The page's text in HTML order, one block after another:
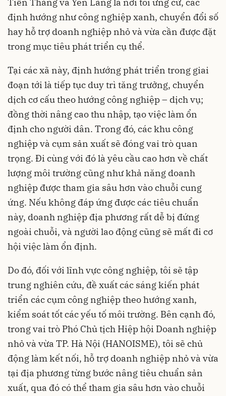
Tiến Thắng và Yên Lãng là nơi tôi ứng cử, các
định hướng như công nghiệp xanh, chuyển đổi số
hay hỗ trợ doanh nghiệp nhỏ và vừa cần được đặt
trong mục tiêu phát triển cụ thể.
Tại các xã này, định hướng phát triển trong giai
đoạn tới là tiếp tục duy trì tăng trưởng, chuyển
dịch cơ cấu theo hướng công nghiệp – dịch vụ;
đồng thời nâng cao thu nhập, tạo việc làm ổn
định cho người dân. Trong đó, các khu công
nghiệp và cụm sản xuất sẽ đóng vai trò quan
trọng. Đi cùng với đó là yêu cầu cao hơn về chất
lượng môi trường cũng như khả năng doanh
nghiệp được tham gia sâu hơn vào chuỗi cung
ứng. Nếu không đáp ứng được các tiêu chuẩn
này, doanh nghiệp địa phương rất dễ bị đứng
ngoài chuỗi, và người lao động cũng sẽ mất đi cơ
hội việc làm ổn định.
Do đó, đối với lĩnh vực công nghiệp, tôi sẽ tập
trung nghiên cứu, đề xuất các sáng kiến phát
triển các cụm công nghiệp theo hướng xanh,
kiểm soát tốt các yếu tố môi trường. Bên cạnh đó,
trong vai trò Phó Chủ tịch Hiệp hội Doanh nghiệp
nhỏ và vừa TP. Hà Nội (HANOISME), tôi sẽ chủ
động làm kết nối, hỗ trợ doanh nghiệp nhỏ và vừa
tại địa phương từng bước nâng tiêu chuẩn sản
xuất, qua đó có thể tham gia sâu hơn vào chuỗi